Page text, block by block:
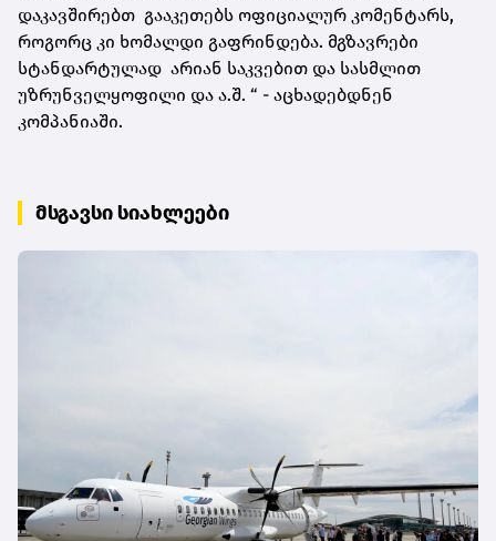
დაკავშირებთ გააკეთებს ოფიციალურ კომენტარს,
როგორც კი ხომალდი გაფრინდება. მგზავრები
სტანდარტულად არიან საკვებით და სასმლით
უზრუნველყოფილი და ა.შ. “ - აცხადებდნენ
კომპანიაში.
მსგავსი სიახლეები